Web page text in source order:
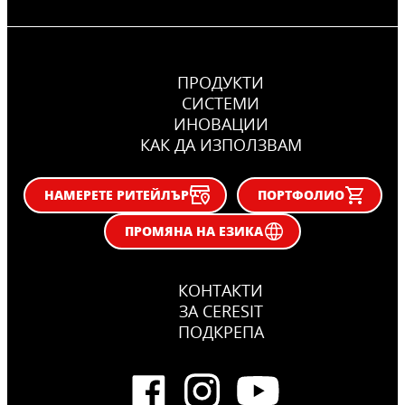
ПРОДУКТИ
СИСТЕМИ
ИНОВАЦИИ
КАК ДА ИЗПОЛЗВАМ
НАМЕРЕТЕ РИТЕЙЛЪР
ПОРТФОЛИО
ПРОМЯНА НА ЕЗИКА
КОНТАКТИ
ЗА CERESIT
ПОДКРЕПА